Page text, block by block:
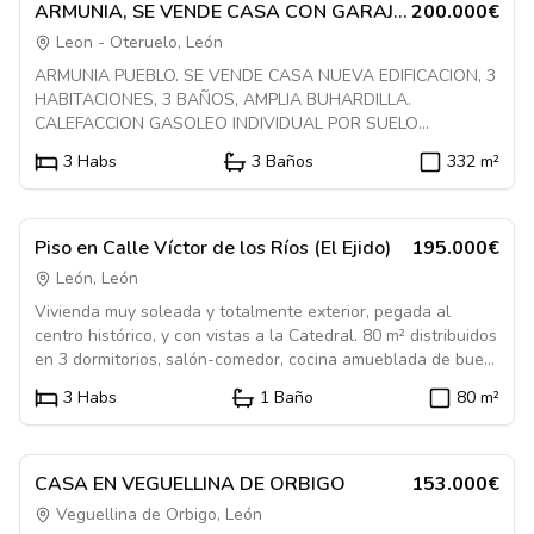
accesos independientes y dos pisos de 75 m2 construidos
cada uno. Los pisos constan de 2 habitaciones, salon,
comedor, cocina y baño. Ambos pisos se encuentran en buen
estado de conservacion.
Casa En Venta
ARMUNIA, SE VENDE CASA CON GARAJE
AMPLIO
200.000€
Leon - Oteruelo, León
ARMUNIA PUEBLO. SE VENDE CASA NUEVA EDIFICACION, 3
HABITACIONES, 3 BAÑOS, AMPLIA BUHARDILLA.
CALEFACCION GASOLEO INDIVIDUAL POR SUELO
RADIANTE.
3 Habs 3 Baños 332 m²
Piso En Venta
Piso en Calle Víctor de los Ríos (El Ejido) 195.000€
León, León
Vivienda muy soleada y totalmente exterior, pegada al
centro histórico, y con vistas a la Catedral. 80 m² distribuidos
en 3 dormitorios, salón-comedor, cocina amueblada de buen
tamaño, y baño. Calefacción individual de gas natural.
3 Habs 1 Baño 80 m²
Casa En Venta
CASA EN VEGUELLINA DE ORBIGO 153.000€
Veguellina de Orbigo, León